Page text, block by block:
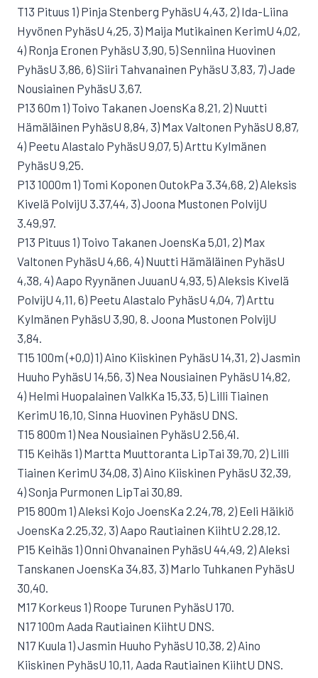
T13 Pituus 1) Pinja Stenberg PyhäsU 4,43, 2) Ida-Liina
Hyvönen PyhäsU 4,25, 3) Maija Mutikainen KerimU 4,02,
4) Ronja Eronen PyhäsU 3,90, 5) Senniina Huovinen
PyhäsU 3,86, 6) Siiri Tahvanainen PyhäsU 3,83, 7) Jade
Nousiainen PyhäsU 3,67.
P13 60m 1) Toivo Takanen JoensKa 8,21, 2) Nuutti
Hämäläinen PyhäsU 8,84, 3) Max Valtonen PyhäsU 8,87,
4) Peetu Alastalo PyhäsU 9,07, 5) Arttu Kylmänen
PyhäsU 9,25.
P13 1000m 1) Tomi Koponen OutokPa 3.34,68, 2) Aleksis
Kivelä PolvijU 3.37,44, 3) Joona Mustonen PolvijU
3.49,97.
P13 Pituus 1) Toivo Takanen JoensKa 5,01, 2) Max
Valtonen PyhäsU 4,66, 4) Nuutti Hämäläinen PyhäsU
4,38, 4) Aapo Ryynänen JuuanU 4,93, 5) Aleksis Kivelä
PolvijU 4,11, 6) Peetu Alastalo PyhäsU 4,04, 7) Arttu
Kylmänen PyhäsU 3,90, 8. Joona Mustonen PolvijU
3,84.
T15 100m (+0,0) 1) Aino Kiiskinen PyhäsU 14,31, 2) Jasmin
Huuho PyhäsU 14,56, 3) Nea Nousiainen PyhäsU 14,82,
4) Helmi Huopalainen ValkKa 15,33, 5) Lilli Tiainen
KerimU 16,10, Sinna Huovinen PyhäsU DNS.
T15 800m 1) Nea Nousiainen PyhäsU 2.56,41.
T15 Keihäs 1) Martta Muuttoranta LipTai 39,70, 2) Lilli
Tiainen KerimU 34,08, 3) Aino Kiiskinen PyhäsU 32,39,
4) Sonja Purmonen LipTai 30,89.
P15 800m 1) Aleksi Kojo JoensKa 2.24,78, 2) Eeli Häikiö
JoensKa 2.25,32, 3) Aapo Rautiainen KiihtU 2.28,12.
P15 Keihäs 1) Onni Ohvanainen PyhäsU 44,49, 2) Aleksi
Tanskanen JoensKa 34,83, 3) Marlo Tuhkanen PyhäsU
30,40.
M17 Korkeus 1) Roope Turunen PyhäsU 170.
N17 100m Aada Rautiainen KiihtU DNS.
N17 Kuula 1) Jasmin Huuho PyhäsU 10,38, 2) Aino
Kiiskinen PyhäsU 10,11, Aada Rautiainen KiihtU DNS.